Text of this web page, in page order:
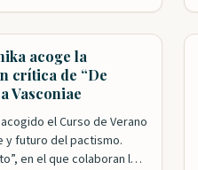
acoge la
crítica de “De
Vasconiae
el Curso de Verano
y futuro del pactismo.
en el que colaboran las